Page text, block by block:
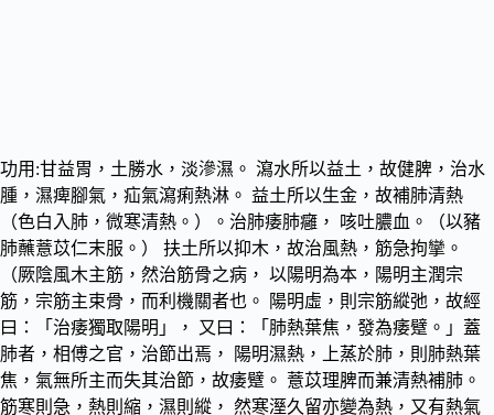
功用:甘益胃，土勝水，淡滲濕。 瀉水所以益土，故健脾，治水
腫，濕痺腳氣，疝氣瀉痢熱淋。 益土所以生金，故補肺清熱
（色白入肺，微寒清熱。）。治肺痿肺癰， 咳吐膿血。（以豬
肺蘸薏苡仁末服。） 扶土所以抑木，故治風熱，筋急拘攣。
（厥陰風木主筋，然治筋骨之病， 以陽明為本，陽明主潤宗
筋，宗筋主束骨，而利機關者也。 陽明虛，則宗筋縱弛，故經
曰：「治痿獨取陽明」， 又曰：「肺熱葉焦，發為痿躄。」蓋
肺者，相傅之官，治節出焉， 陽明濕熱，上蒸於肺，則肺熱葉
焦，氣無所主而失其治節，故痿躄。 薏苡理脾而兼清熱補肺。
筋寒則急，熱則縮，濕則縱， 然寒溼久留亦變為熱，又有熱氣